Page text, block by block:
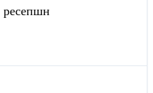
ресепшн